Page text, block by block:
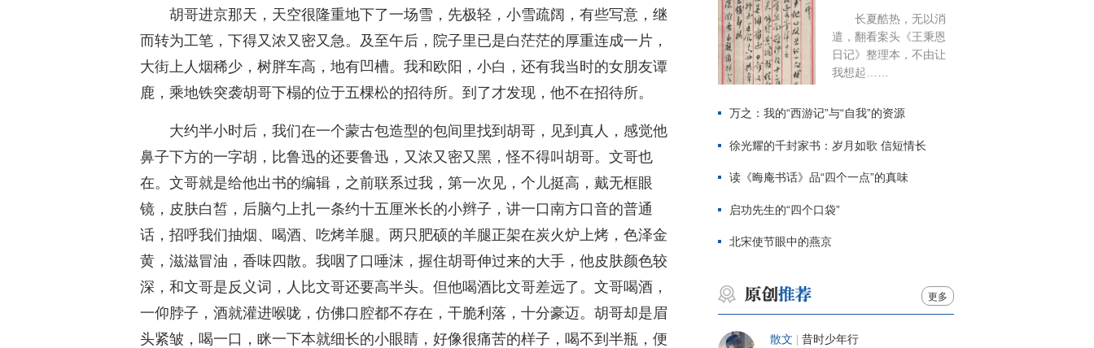
胡哥进京那天，天空很隆重地下了一场雪，先极轻，小雪疏阔，有些写意，继
而转为工笔，下得又浓又密又急。及至午后，院子里已是白茫茫的厚重连成一片，
大街上人烟稀少，树胖车高，地有凹槽。我和欧阳，小白，还有我当时的女朋友谭
鹿，乘地铁突袭胡哥下榻的位于五棵松的招待所。到了才发现，他不在招待所。
大约半小时后，我们在一个蒙古包造型的包间里找到胡哥，见到真人，感觉他
鼻子下方的一字胡，比鲁迅的还要鲁迅，又浓又密又黑，怪不得叫胡哥。文哥也
在。文哥就是给他出书的编辑，之前联系过我，第一次见，个儿挺高，戴无框眼
镜，皮肤白皙，后脑勺上扎一条约十五厘米长的小辫子，讲一口南方口音的普通
话，招呼我们抽烟、喝酒、吃烤羊腿。两只肥硕的羊腿正架在炭火炉上烤，色泽金
黄，滋滋冒油，香味四散。我咽了口唾沫，握住胡哥伸过来的大手，他皮肤颜色较
深，和文哥是反义词，人比文哥还要高半头。但他喝酒比文哥差远了。文哥喝酒，
一仰脖子，酒就灌进喉咙，仿佛口腔都不存在，干脆利落，十分豪迈。胡哥却是眉
头紧皱，喝一口，眯一下本就细长的小眼睛，好像很痛苦的样子，喝不到半瓶，便
长夏酷热，无以消
遣，翻看案头《王秉恩
日记》整理本，不由让
我想起……
万之：我的“西游记”与“自我”的资源
徐光耀的千封家书：岁月如歌 信短情长
读《晦庵书话》品“四个一点”的真味
启功先生的“四个口袋”
北宋使节眼中的燕京
更多
散文 昔时少年行